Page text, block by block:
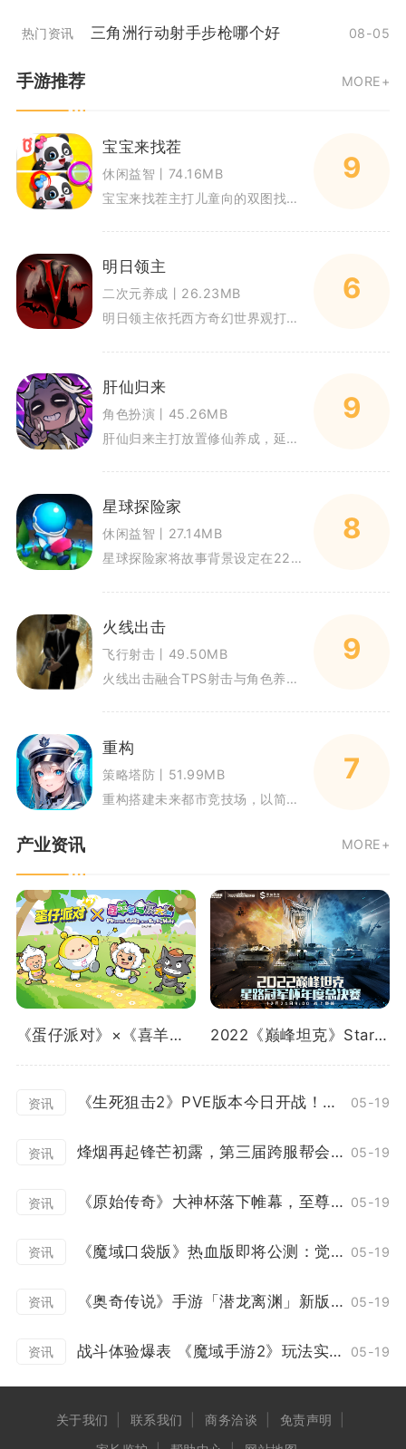
热门资讯 三角洲行动射手步枪哪个好 08-05
手游推荐 MORE+
宝宝来找茬
休闲益智丨74.16MB
宝宝来找茬主打儿童向的双图找不同玩法，面向2到6岁学龄前孩子设计，整体以卡通熊猫角色作为引导形象，依靠视觉对比的方式锻炼
9
明日领主
二次元养成丨26.23MB
明日领主依托西方奇幻世界观打造经营策略冒险玩法，玩家化身大陆仅存血族领主，合理分配每日行动时长完成炼金科研、城防建造与武
6
肝仙归来
角色扮演丨45.26MB
肝仙归来主打放置修仙养成，延续经典修真挂机玩法，兼顾休闲离线收益与深度长线养成。玩家化身修真修士，依靠秘境闯关、装备锻造
9
星球探险家
休闲益智丨27.14MB
星球探险家将故事背景设定在2287年人类星际移民阶段，前往玛利亚宜居星球的载人飞船意外失事，玩家化身幸存宇航员，在失联状
8
火线出击
飞行射击丨49.50MB
火线出击融合TPS射击与角色养成玩法，以近未来科幻战场作为故事背景。玩家操控佣兵完成各类战术任务，既能参与多人实时竞技对
9
重构
策略塔防丨51.99MB
重构搭建未来都市竞技场，以简谐智能对抗为核心，围绕重构仪式展开多人竞技对局。玩家化身向导，招募各类智能角色参与对战，在5
7
产业资讯 MORE+
《蛋仔派对》×《喜羊羊与灰太狼》重磅联动曝光！ 2022《巅峰坦克》Star Road星路冠军杯总决赛12.24开启！
资讯 《生死狙击2》PVE版本今日开战！花式协作冒险 05-19
资讯 烽烟再起锋芒初露，第三届跨服帮会联赛正式打响！ 05-19
资讯 《原始传奇》大神杯落下帷幕，至尊战队上演百战不灭！ 05-19
资讯 《魔域口袋版》热血版即将公测：觉醒突破赛事升级 欧皇大奖等你来领！ 05-19
资讯 《奥奇传说》手游「潜龙离渊」新版本12月23日开启 05-19
资讯 战斗体验爆表 《魔域手游2》玩法实机演示泄露 05-19
关于我们 联系我们 商务洽谈
免责声明